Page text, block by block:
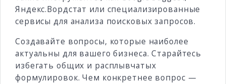
Яндекс.Вордстат или специализированные
сервисы для анализа поисковых запросов.
Создавайте вопросы, которые наиболее
актуальны для вашего бизнеса. Старайтесь
избегать общих и расплывчатых
формулировок. Чем конкретнее вопрос —